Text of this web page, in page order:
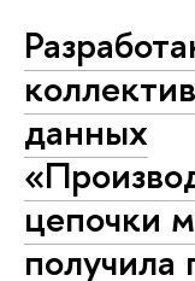
данных
цепочки
получила